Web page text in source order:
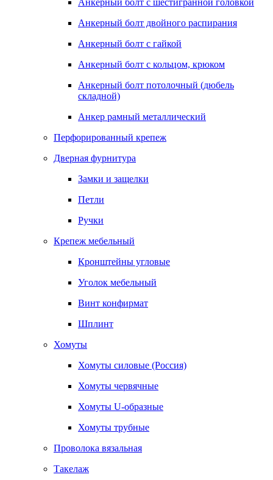
Анкерный болт с шестигранной головкой
Анкерный болт двойного распирания
Анкерный болт с гайкой
Анкерный болт с кольцом, крюком
Анкерный болт потолочный (дюбель
складной)
Анкер рамный металлический
Перфорированный крепеж
Дверная фурнитура
Замки и защелки
Петли
Ручки
Крепеж мебельный
Кронштейны угловые
Уголок мебельный
Винт конфирмат
Шплинт
Хомуты
Хомуты силовые (Россия)
Хомуты червячные
Хомуты U-образные
Хомуты трубные
Проволока вязальная
Такелаж